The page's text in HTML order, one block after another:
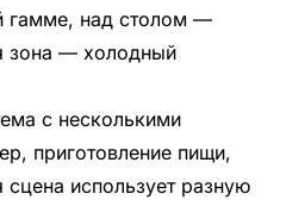
гамме, над столом —
зона — холодный
с несколькими
приготовление пищи,
использует разную